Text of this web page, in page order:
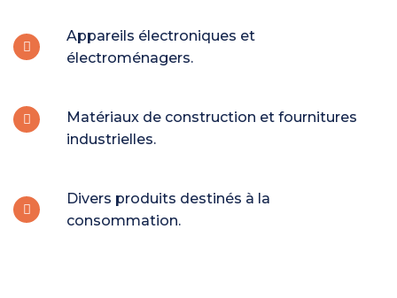
Appareils électroniques et
électroménagers.
Matériaux de construction et fournitures
industrielles.
Divers produits destinés à la
consommation.